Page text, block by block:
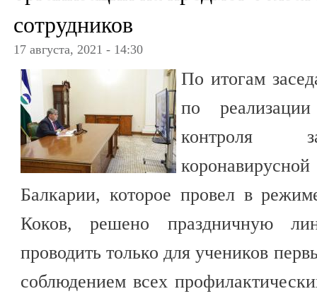
сотрудников
17 августа, 2021 - 14:30
По итогам
по
контроля
Балкарии, которое провел в
Коков, решено праздничную
проводить только для учеников
соблюдением всех